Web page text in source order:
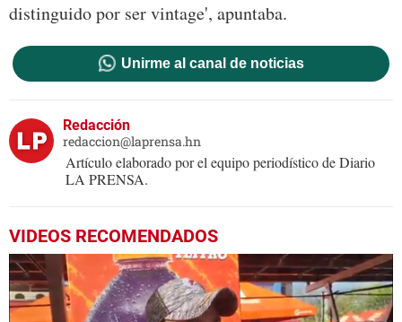
distinguido por ser vintage', apuntaba.
Unirme al canal de noticias
Redacción
redaccion@laprensa.hn
Artículo elaborado por el equipo periodístico de Diario
LA PRENSA.
VIDEOS RECOMENDADOS